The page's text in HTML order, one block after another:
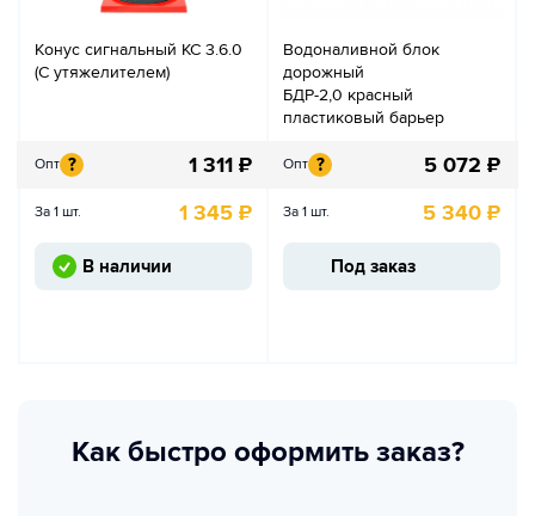
Конус сигнальный КС 3.6.0
(С утяжелителем)
Опт ? 1 311 ₽
За 1 шт. 1 345 ₽
В наличии
Водоналивной блок
дорожный
БДР-2,0 красный
пластиковый барьер
Опт ? 5 072 ₽
За 1 шт. 5 340 ₽
Под заказ
Как быстро оформить заказ?